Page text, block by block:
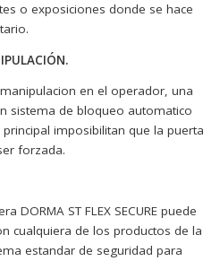
o exposiciones donde se hace
en el operador, una
sistema de bloqueo automatico
imposibilitan que la puerta
forzada.
DORMA ST FLEX SECURE puede
cualquiera de los productos de la
estandar de seguridad para